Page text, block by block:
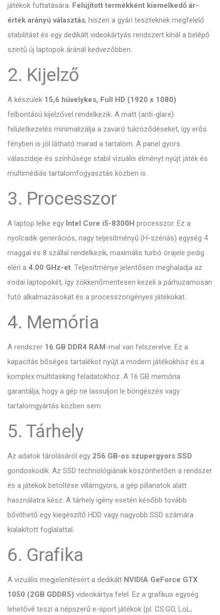
játékok futtatására. Felújított termékként kiemelkedő ár-
érték arányú választás, hiszen a gyári teszteknek megfelelő
stabilitást és egy dedikált videokártyás rendszert kínál a belépő
szintű új laptopok áránál kedvezőbben.
2. Kijelző
A készülék 15,6 hüvelykes, Full HD (1920 x 1080)
felbontású kijelzővel rendelkezik. A matt (anti-glare)
felületkezelés minimalizálja a zavaró tükröződéseket, így erős
fényben is jól látható marad a tartalom. A panel gyors
válaszideje és színhűsége stabil vizuális élményt nyújt játék és
multimédiás tartalomfogyasztás közben is.
3. Processzor
A laptop lelke egy Intel Core i5-8300H processzor. Ez a
nyolcadik generációs, nagy teljesítményű (H-szériás) egység 4
maggal és 8 szállal rendelkezik, maximális turbó órajele pedig
eléri a 4.00 GHz-et. Teljesítménye jelentősen meghaladja az
irodai laptopokét, így zökkenőmentesen kezeli a párhuzamosan
futó alkalmazásokat és a processzorigényes játékokat.
4. Memória
A rendszer 16 GB DDR4 RAM -mal van felszerelve. Ez a
kapacitás bőséges tartalékot nyújt a modern játékokhoz és a
komplex multitasking feladatokhoz. A 16 GB memória
garantálja, hogy a gép ne lassuljon le böngészés vagy
tartalomgyártás közben sem.
5. Tárhely
Az adatok tárolásáról egy 256 GB-os szupergyors SSD
gondoskodik. Az SSD technológiának köszönhetően a rendszer
és a játékok betöltése villámgyors, a gép pillanatok alatt
használatra kész. A tárhely igény esetén később tovább
bővíthető egy kiegészítő HDD vagy nagyobb SSD számára
kialakított foglalattal.
6. Grafika
A vizuális megjelenítésért a dedikált NVIDIA GeForce GTX
1050 (2GB GDDR5) videokártya felel. Ez a grafikus egység
lehetővé teszi a népszerű e-sport játékok (pl. CS:GO, LoL,